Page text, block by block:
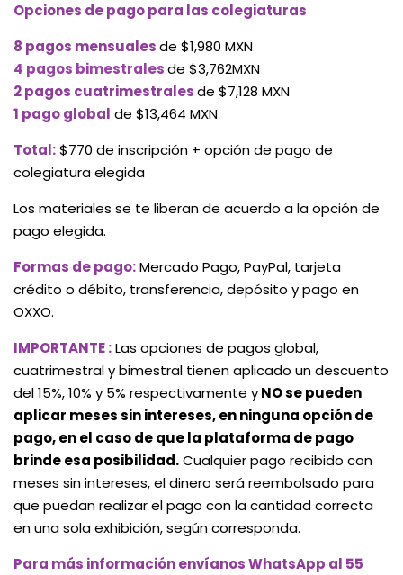
Opciones de pago para las colegiaturas
8 pagos mensualesde $1,980 MXN
4 pagos bimestralesde $3,762MXN
2pagos cuatrimestralesde $7,128 MXN
1 pago global de $13,464 MXN
Total:$770 de inscripción + opción de pago de
colegiatura elegida
Los materiales se te liberan de acuerdo a la opción de
pago elegida.
Formas de pago:Mercado Pago, PayPal, tarjeta
crédito o débito, transferencia, depósito y pago en
OXXO.
IMPORTANTE :Las opciones de pagos global,
cuatrimestral y bimestral tienen aplicado un descuento
del 15%, 10% y 5% respectivamente yNO se pueden
aplicar meses sin intereses, en ninguna opción de
pago, en el caso de que la plataforma de pago
brinde esa posibilidad.Cualquier pago recibido con
meses sin intereses, el dinero será reembolsado para
que puedan realizar el pago con la cantidad correcta
en una sola exhibición, según corresponda.
Para más información envíanos WhatsApp al 55